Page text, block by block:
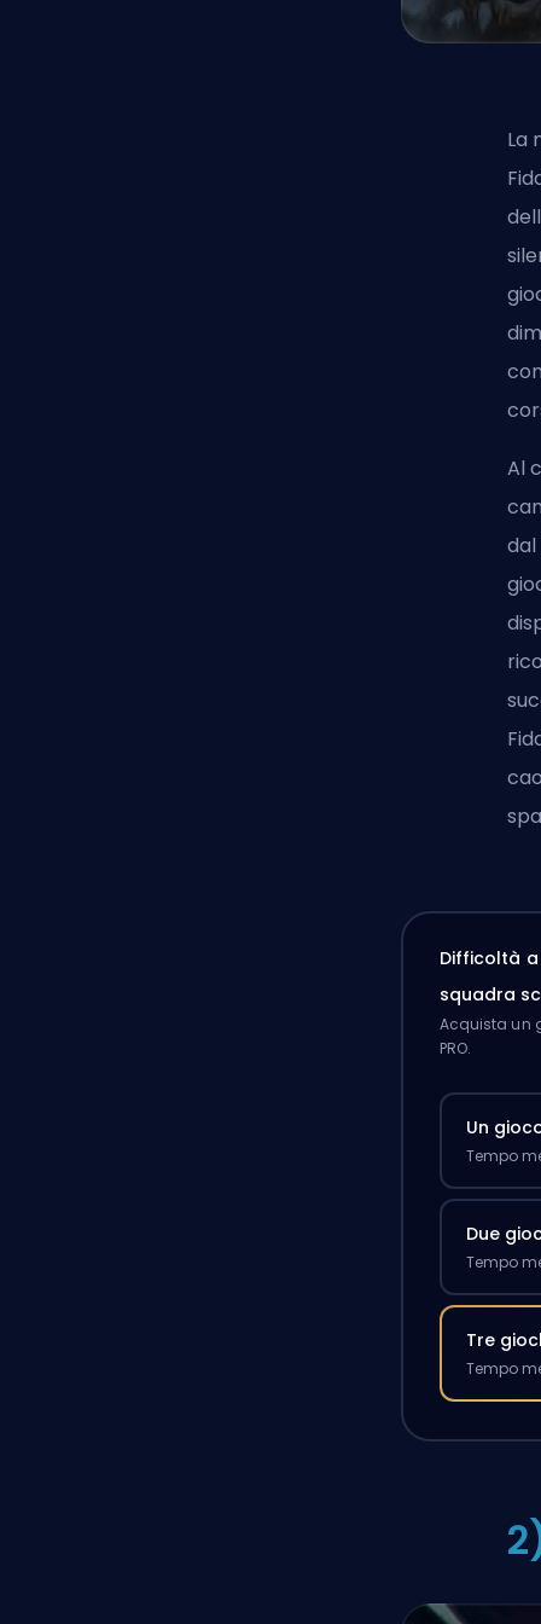
La
Al
Difficoltà
squadra
Acquista un
PRO.
Un
Tempo
Due
Tempo
Tre
Tempo